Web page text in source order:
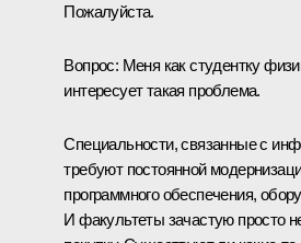
Пожалуйста.
Вопрос: Меня как студентку
интересует такая проблема.
Специальности, связанные с
требуют постоянной
программного обеспечения,
И факультеты зачастую просто